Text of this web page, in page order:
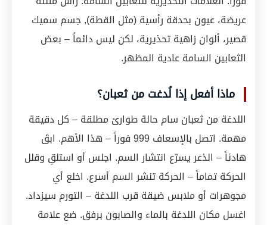
عريضة، عيون بحدقة رأسية (مثل القطة), جسم سميك
قصير، ألوان زاهية تحذيرية، لكن ليس دائماً – بعض
الثعابين السامة عادية المظهر.
ماذا أفعل إذا لُدغت من ثعبان؟
اللدغة من ثعبان سام حالة طوارئ مطلقة – كل دقيقة
مهمة. اتصل بالإسعاف 999 فوراً – هذا الأهم. ابقَ
هادئاً – الذعر يسرّع انتشار السم. اجلس أو استلقِ وقلل
الحركة تماماً – الحركة تنشر السم أسرع. اخلع أي
مجوهرات أو ملابس ضيقة قرب اللدغة – التورم سيزداد.
اغسل مكان اللدغة بالماء والصابون برفق. ضع علامة